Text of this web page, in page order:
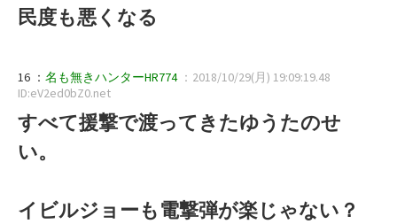
民度も悪くなる
16 ： 名も無きハンターHR774 ：2018/10/29(月) 19:09:19.48
ID:eV2ed0bZ0.net
すべて援撃で渡ってきたゆうたのせ
い。
イビルジョーも電撃弾が楽じゃない？